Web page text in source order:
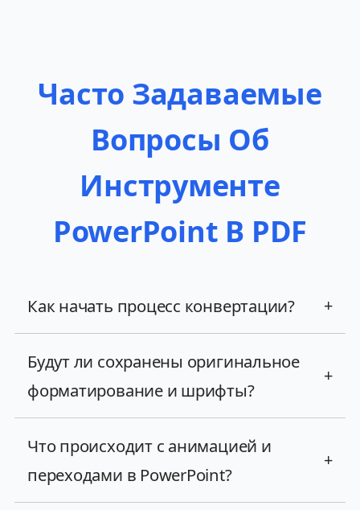
Часто Задаваемые
Вопросы Об
Инструменте
PowerPoint В PDF
Как начать процесс конвертации? +
Будут ли сохранены оригинальное
форматирование и шрифты?
+
Что происходит с анимацией и
переходами в PowerPoint?
+